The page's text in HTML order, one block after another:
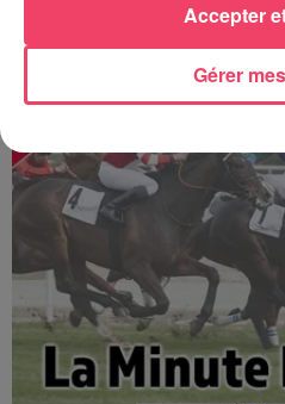
Sillé-le-Guillaume : une journée
Gérer
Accepter